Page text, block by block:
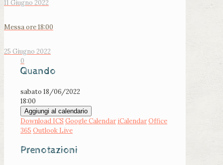
11 Giugno 2022
Messa ore 18:00
25 Giugno 2022
0
Quando
sabato 18/06/2022
18:00
Aggiungi al calendario
Download ICS Google Calendar iCalendarOffice
365 Outlook Live
Prenotazioni